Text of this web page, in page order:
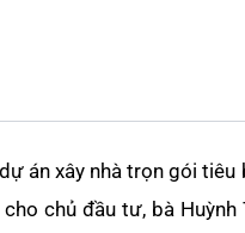
án xây nhà trọn gói
chủ đầu tư, bà